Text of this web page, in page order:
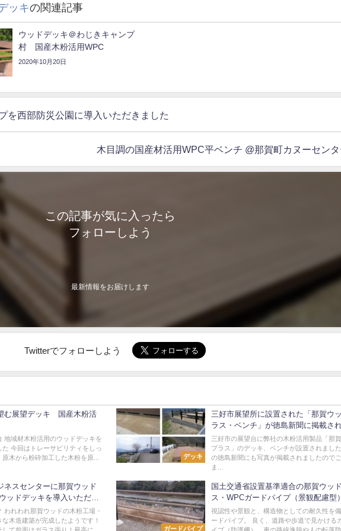
ッキの関連記事
ウッドデッキ＠わじきキャンプ
村 国産木粉活用WPC
2020年10月20日
を西部防災公園に導入いただきました
木目調の国産材活用WPC平ベンチ @那賀町カヌーセン
この記事が気に入ったら
フォローしよう
最新情報をお届けします
Twitterでフォローしよう
む展望デッキ 国産木粉活
地域材木粉活用のウッドデッキを
た 今回はトレーサビリティをしっ
木から粉砕加工した木粉を原...
デッキ
三好市展望所に設置された「那賀ウ
ラス・ベンチ」が徳島新聞に掲載さ
た
三好市の展望台に弊社の木粉活用製品「那
プラス」のデッキ、ベンチが設置されまし
の徳島新聞にも写真が掲載されましたので
ま...
ネスセンターに那賀ウッド
ッドデッキを導入いただき
われわれ那賀ウッドの木粉工場・
木造建築が完成したようです！
して前面はガラス張り！最高に
ガードパイプ
国土交通省設置基準適合の那賀ウッ
ス・WPCガードパイプ（景観配慮型
視認性や景観と、構造物としての耐久性を
ードパイプ。 良く、道路や歩道で見かける
イプ（防護柵）、車の路線逸脱や人の転落